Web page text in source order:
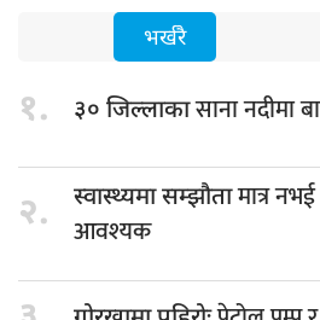
भर्खरै
१. ३० जिल्लाकासाना नदीमा
२. स्वास्थ्यमा सम्झौतामात्र
आवश्यक